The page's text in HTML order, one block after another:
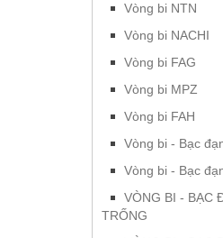
Vòng bi NTN
Vòng bi NACHI
Vòng bi FAG
Vòng bi MPZ
Vòng bi FAH
Vòng bi - Bạc
Vòng bi - Bạc
VÒNG BI - BẠC
TRỐNG